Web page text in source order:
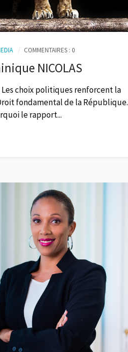
COMMENTAIRES : 0
NICOLAS
choix politiques renforcent la
fondamental de la République.
le rapport...